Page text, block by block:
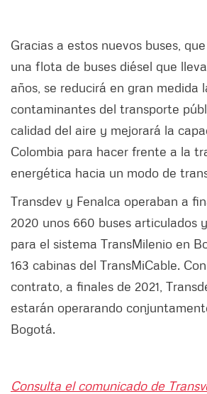
Gracias a estos nuevos buses,
una flota de buses diésel que
años, se reducirá en gran medida
contaminantes del transporte
calidad del aire y mejorará la
Colombia para hacer frente a la
energética hacia un modo de
Transdev y Fenalca operaban a
2020 unos 660 buses articulados
para el sistema TransMilenio en
163 cabinas del TransMiCable.
contrato, a finales de 2021,
estarán operarando
Bogotá.
Consulta el comunicado de